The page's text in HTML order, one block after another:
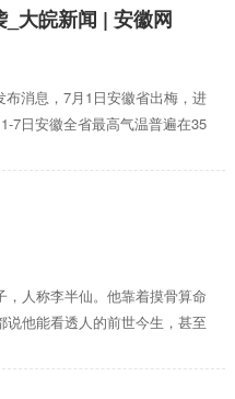
大皖新闻 | 安徽网
消息，7月1日安徽省出梅，进
7日安徽全省最高气温普遍在35
。数据表明，安徽省淮河以南6
偏少3天。 梅雨量偏少，梅雨
次强降水过程，分别为7－11日
人称李半仙。他靠着摸骨算命
他能看透人的前世今生，甚至
门手艺到了李半仙这儿，更是被